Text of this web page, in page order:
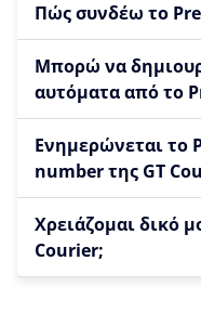
Πώς συνδέω το
Μπορώ να
αυτόματα από το
Ενημερώνεται το
number της GT
Χρειάζομαι δικό
Courier;